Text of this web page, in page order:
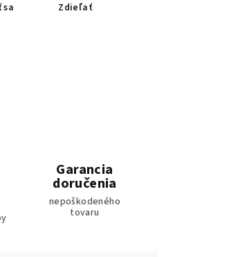
sa Zdieľať
Garancia
doručenia
nepoškodeného
tovaru